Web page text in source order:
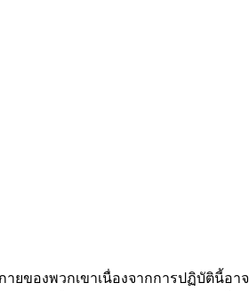
ยของพวกเขาเนื่องจากการปฏิบัตินี้